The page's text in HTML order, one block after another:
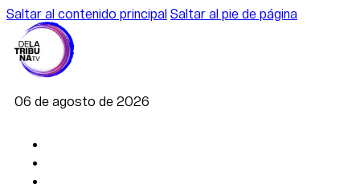
Saltar al contenido principal Saltar al pie de página
06 de agosto de 2026